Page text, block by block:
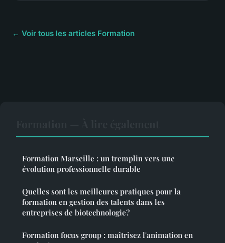
← Voir tous les articles Formation
Formation Marseille : un tremplin vers une
évolution professionnelle durable
Quelles sont les meilleures pratiques pour la
formation en gestion des talents dans les
entreprises de biotechnologie?
Formation focus group : maîtrisez l'animation en